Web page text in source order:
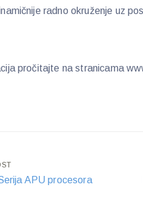
radno okruženje uz
pročitajte na stranicama
APU procesora